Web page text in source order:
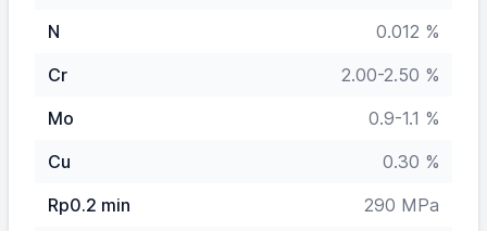
N
0.012 %
Cr
2.00-2.50 %
Mo
0.9-1.1 %
Cu
0.30 %
Rp0.2 min
290 MPa